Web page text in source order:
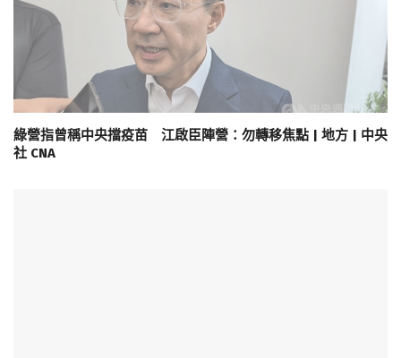
綠營指曾稱中央擋疫苗 江啟臣陣營：勿轉移焦點 | 地方 | 中央
社 CNA